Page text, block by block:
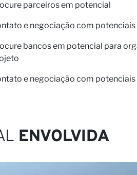
parceiros em potencial
e negociação com
bancos em potencial para
e negociação com
ENVOLVIDA